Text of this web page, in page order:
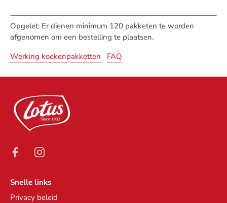
Opgelet: Er dienen minimum 120 pakketen te worden
afgenomen om een bestelling te plaatsen.
Werking koekenpakketten
FAQ
Snelle links
Privacy beleid